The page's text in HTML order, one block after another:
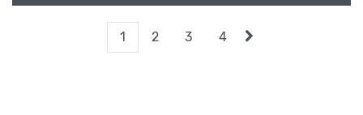
1 2 3 4